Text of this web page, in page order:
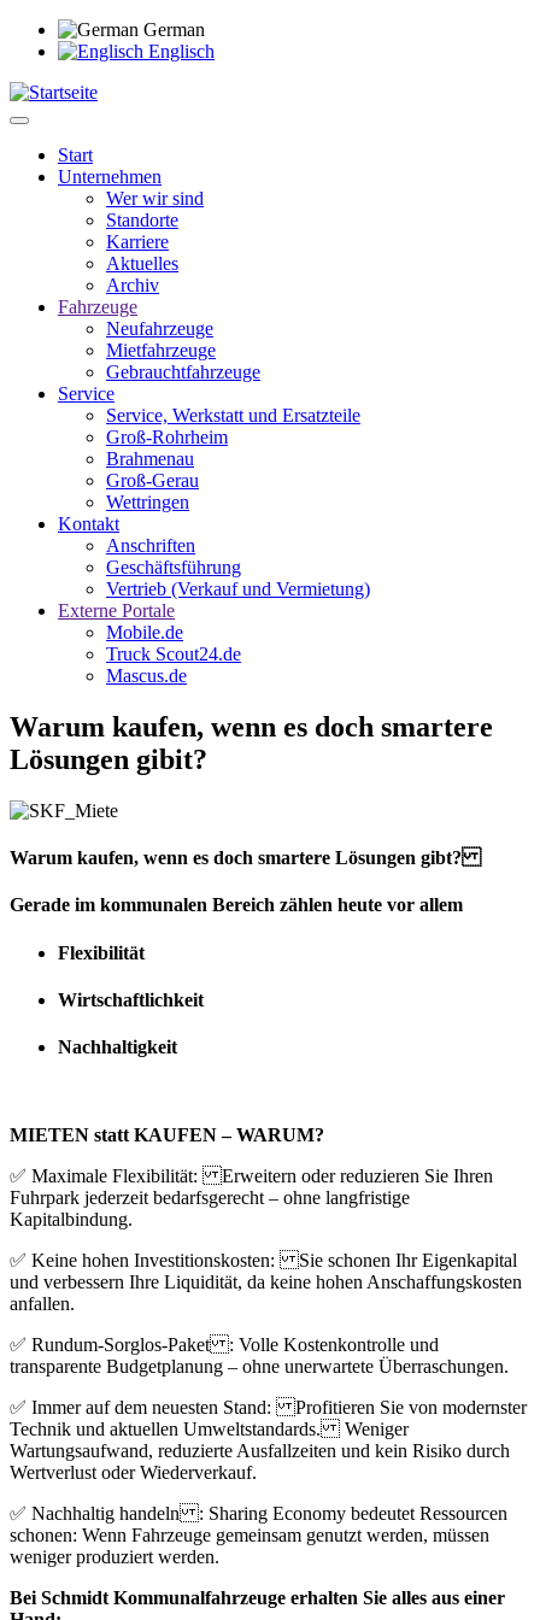
Direkt
zum
German
Englisch
Main
Start
Unternehmen
Wer wir sind
Standorte
Karriere
Aktuelles
Archiv
Fahrzeuge
Neufahrzeuge
Mietfahrzeuge
Gebrauchtfahrzeuge
Service
Service, Werkstatt und Ersatzteile
Groß-Rohrheim
Brahmenau
Groß-Gerau
Wettringen
Kontakt
Anschriften
Geschäftsführung
Vertrieb (Verkauf und Vermietung)
Externe Portale
Mobile.de
Truck Scout24.de
Mascus.de
Warum kaufen, wenn es doch smartere
Lösungen gibit?
Warum kaufen, wenn es doch smartere Lösungen gibt?
Gerade im kommunalen Bereich zählen heute vor allem
Flexibilität
Wirtschaftlichkeit
Nachhaltigkeit
MIETEN statt KAUFEN – WARUM?
✅ Maximale Flexibilität: Erweitern oder reduzieren Sie Ihren
Fuhrpark jederzeit bedarfsgerecht – ohne langfristige
Kapitalbindung.
✅ Keine hohen Investitionskosten: Sie schonen Ihr Eigenkapital
und verbessern Ihre Liquidität, da keine hohen Anschaffungskosten
anfallen.
✅ Rundum-Sorglos-Paket : Volle Kostenkontrolle und
transparente Budgetplanung – ohne unerwartete Überraschungen.
✅ Immer auf dem neuesten Stand: Profitieren Sie von modernster
Technik und aktuellen Umweltstandards. Weniger
Wartungsaufwand, reduzierte Ausfallzeiten und kein Risiko durch
Wertverlust oder Wiederverkauf.
✅ Nachhaltig handeln : Sharing Economy bedeutet Ressourcen
schonen: Wenn Fahrzeuge gemeinsam genutzt werden, müssen
weniger produziert werden.
Bei Schmidt Kommunalfahrzeuge erhalten Sie alles aus einer